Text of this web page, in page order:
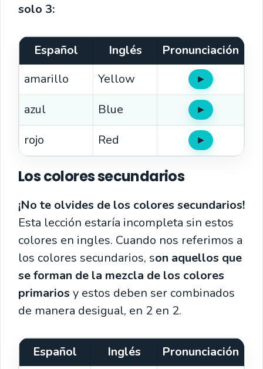
solo 3:
Español Inglés
Pronunciación
amarillo
Yellow ▶Oír
azul Blue ▶Oír
rojo Red ▶Oír
Los colores secundarios
¡No te olvides de los colores secundarios!
Esta lección estaría incompleta sin estos
colores en ingles. Cuando nos referimos a
los colores secundarios, son aquellos que
se forman de la mezcla de los colores
primarios y estos deben ser combinados
de manera desigual, en 2 en 2.
Español Inglés Pronunciación